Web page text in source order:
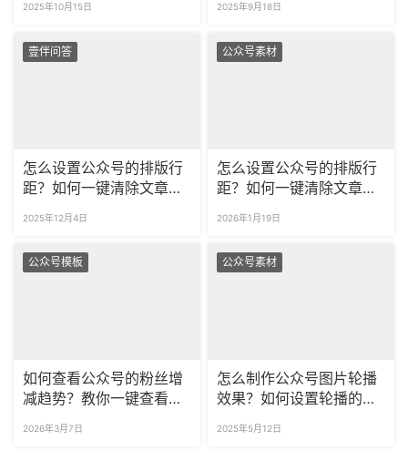
2025年10月15日 2025年9月18日
壹伴问答
怎么设置公众号的排版行
距？如何一键清除文章里
2025年12月4日
公众号素材
怎么设置公众号的排版行
距？如何一键清除文章空
2026年1月19日
公众号模板
如何查看公众号的粉丝增
减趋势？教你一键查看取
2026年3月7日
公众号素材
怎么制作公众号图片轮播
效果？如何设置轮播的动
2025年5月12日